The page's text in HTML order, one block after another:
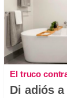
El truco
Di adiós